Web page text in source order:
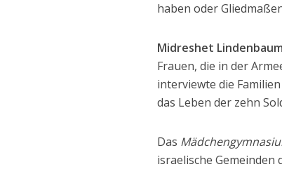
haben oder
Midreshet Lindenbaum
Frauen, die in der
interviewte die
das Leben der zehn
Das
israelische